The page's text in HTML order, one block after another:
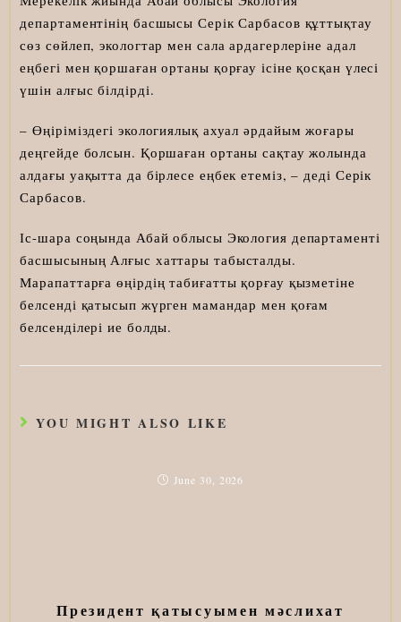
департаментінің басшысы Серік Сарбасов құттықтау
сөз сөйлеп, экологтар мен сала ардагерлеріне адал
еңбегі мен қоршаған ортаны қорғау ісіне қосқан үлесі
үшін алғыс білдірді.
– Өңіріміздегі экологиялық ахуал әрдайым жоғары
деңгейде болсын. Қоршаған ортаны сақтау жолында
алдағы уақытта да бірлесе еңбек етеміз, – деді Серік
Сарбасов.
Іс-шара соңында Абай облысы Экология департаменті
басшысының Алғыс хаттары табысталды.
Марапаттарға өңірдің табиғатты қорғау қызметіне
белсенді қатысып жүрген мамандар мен қоғам
белсенділері ие болды.
YOU MIGHT ALSO LIKE
June 30, 2026
Президент қатысуымен мәслихат